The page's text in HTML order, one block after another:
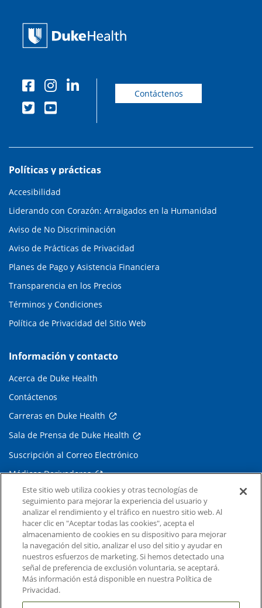
Contáctenos
Políticas y prácticas
Accesibilidad
Liderando con Corazón: Arraigados en la Humanidad
Aviso de No Discriminación
Aviso de Prácticas de Privacidad
Planes de Pago y Asistencia Financiera
Transparencia en los Precios
Términos y Condiciones
Política de Privacidad del Sitio Web
Información y contacto
Acerca de Duke Health
Contáctenos
Carreras en Duke Health
Sala de Prensa de Duke Health
Suscripción al Correo Electrónico
Médicos Derivadores
Enlaces relacionados
Duke Cancer Institute
Duke Children's
Duke School of Medicine
Duke School of Nursing
Este sitio web utiliza cookies y otras tecnologías de
seguimiento para mejorar la experiencia del usuario y
analizar el rendimiento y el tráfico en nuestro sitio web. Al
hacer clic en "Aceptar todas las cookies", acepta el
almacenamiento de cookies en su dispositivo para mejorar
la navegación del sitio, analizar el uso del sitio y ayudar en
nuestros esfuerzos de marketing. Si hemos detectado una
señal de preferencia de exclusión voluntaria, se aceptará.
Más información está disponible en nuestra Política de
Privacidad.